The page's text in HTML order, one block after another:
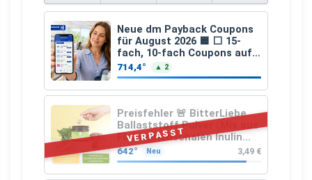
Neue dm Payback Coupons
für August 2026 🟦 ⬜ 15-
fach, 10-fach Coupons auf
den gesamten Einkauf ab 2
€
714,4° ▲ 2
VERPASST
Preisfehler 🚨 BitterLiebe
Ballaststoff Pulver (Mix aus
Flohsamenschalen Inulin
(Präbiotika) Leinsamen &
Apfelfaser)
642° Neu 3,49 €